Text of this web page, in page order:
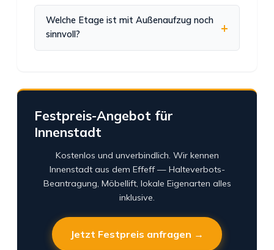
Welche Etage ist mit Außenaufzug noch
sinnvoll?
Festpreis-Angebot für
Innenstadt
Kostenlos und unverbindlich. Wir kennen
Innenstadt aus dem Effeff — Halteverbots-
Beantragung, Möbellift, lokale Eigenarten alles
inklusive.
Jetzt Festpreis anfragen →